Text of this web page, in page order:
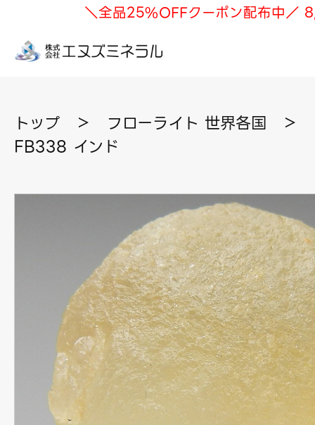
＼全品25%OFFクーポン配布中／
トップ ＞ フローライト 世界各国 ＞
FB338 インド